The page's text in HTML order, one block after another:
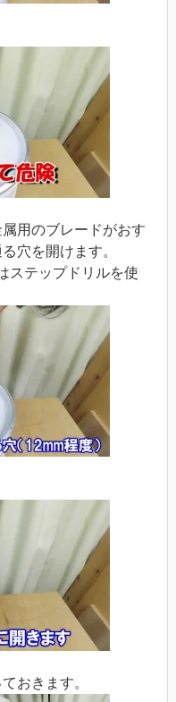
用のブレードがおす
穴を開けます。
ステップドリルを使
おきます。